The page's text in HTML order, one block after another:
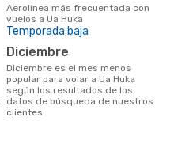
Aerolínea más frecuentada con
vuelos a Ua Huka
Temporada baja
diciembre
diciembre es el mes menos
popular para volar a Ua Huka
según los resultados de los
datos de búsqueda de nuestros
clientes